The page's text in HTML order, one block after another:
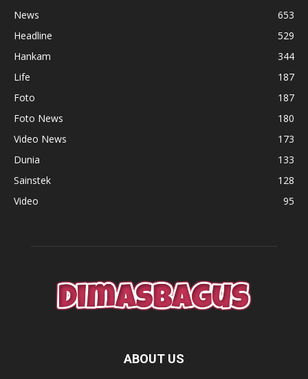
News
653
Headline
529
Hankam
344
Life
187
Foto
187
Foto News
180
Video News
173
Dunia
133
Sainstek
128
Video
95
ABOUT US